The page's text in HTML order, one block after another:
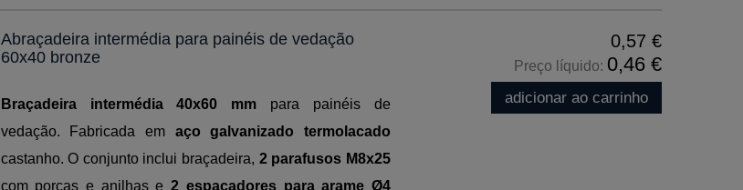
Abraçadeira intermédia para painéis de vedação
60x40 bronze
Braçadeira intermédia 40x60 mm para painéis de
vedação. Fabricada em aço galvanizado termolacado
castanho. O conjunto inclui braçadeira, 2 parafusos M8x25
com porcas e anilhas e2 espaçadores para arame Ø4
0,57 €
Preço líquido: 0,46 €
adicionar ao carrinho